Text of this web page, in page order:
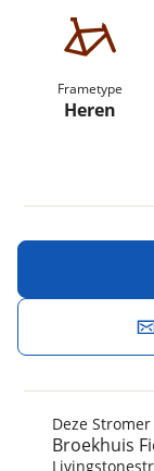
Frametype
Heren
Model
Frametype
Deze
Broekhuis
Broekhuis
Naam